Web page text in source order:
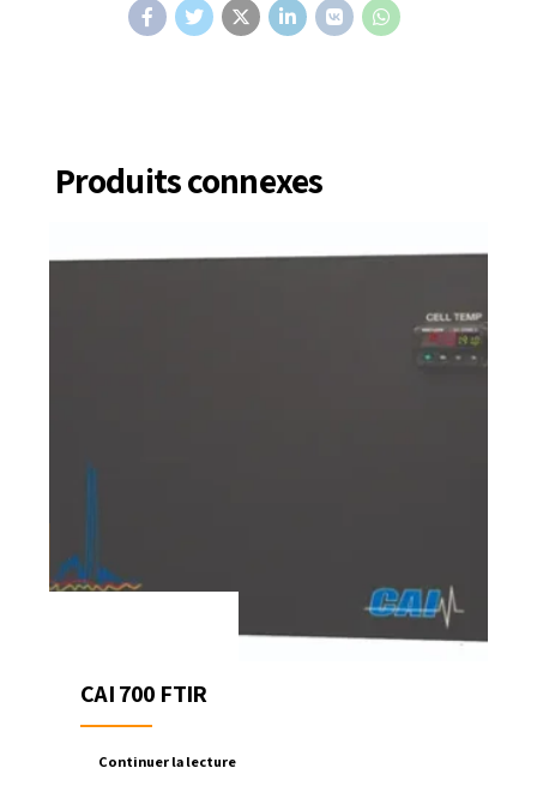
Produits connexes
CAI 700 FTIR
Continuer la lecture